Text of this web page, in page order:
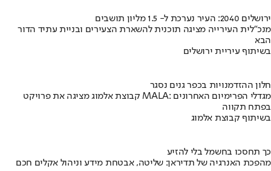
ירושלים 2040: העיר נערכת ל- 1.5 מליון תושבים
מנכ"לית העירייה מציגה תוכנית להשארת הצעירים ובניית עתיד הדור
הבא
בשיתוף עיריית ירושלים
חלון ההזדמנויות בכפר גנים נסגר
קבוצת אלמוג מציגה את פרויקט MALA: מגדלי הפרימיום האחרונים
בפתח תקווה
בשיתוף קבוצת אלמוג
כך תחסכו בחשמל בלי להזיע
מהפכת האנרגיה של תדיראן: שליטה, אבטחת מידע וניהול אקלים חכם